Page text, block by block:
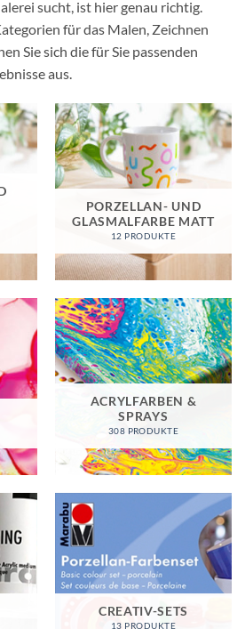
sucht, ist hier genau richtig.
für das Malen, Zeichnen
Sie sich die für Sie passenden
aus.
PORZELLAN- UND
GLASMALFARBE MATT
12 PRODUKTE
ACRYLFARBEN &
SPRAYS
308 PRODUKTE
CREATIV-SETS
13 PRODUKTE